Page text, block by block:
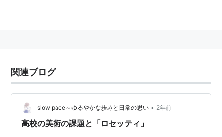
関連ブログ
slow pace～ゆるやかな歩みと日常の思い • 2年前
高校の美術の課題と「ロセッティ」